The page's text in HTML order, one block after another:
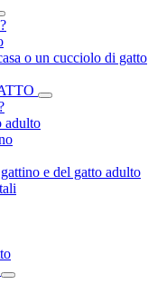
o un cucciolo di gatto
adulto
e del gatto adulto